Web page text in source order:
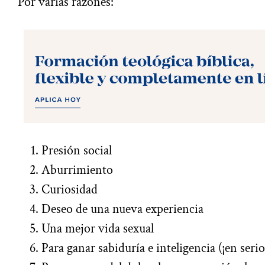
Presión social
Aburrimiento
Curiosidad
Deseo de una nueva experiencia
Una mejor vida sexual
Para ganar sabiduría e inteligencia (¡en